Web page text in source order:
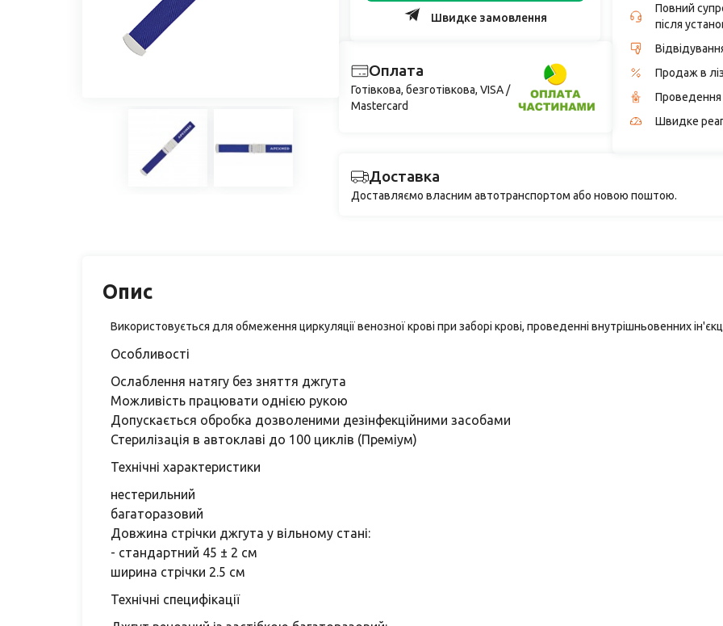
Швидке замовлення
Оплата
Готівкова, безготівкова, VISA /
Mastercard
Повний
після
Продаж в
Проведення
Швидке
Доставка
Доставляємо власним автотранспортом або новою поштою.
Опис
Використовується для обмеження циркуляції венозної крові при заборі крові, проведенні внутрішньовенних
Особливості
Ослаблення натягу без зняття джгута
Можливість працювати однією рукою
Допускається обробка дозволеними дезінфекційними засобами
Стерилізація в автоклаві до 100 циклів (Преміум)
Технічні характеристики
нестерильний
багаторазовий
Довжина стрічки джгута у вільному стані:
- стандартний 45 ± 2 см
ширина стрічки 2.5 см
Технічні специфікації